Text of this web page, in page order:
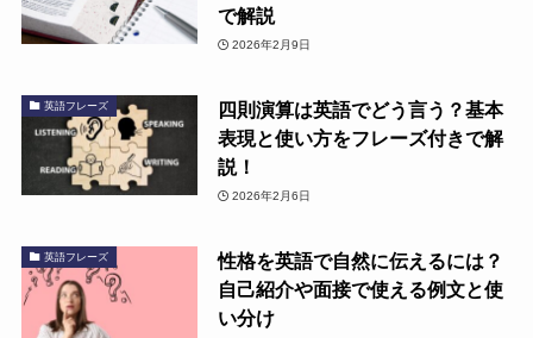
で解説
2026年2月9日
英語フレーズ
四則演算は英語でどう言う？基本
表現と使い方をフレーズ付きで解
説！
2026年2月6日
英語フレーズ
性格を英語で自然に伝えるには？
自己紹介や面接で使える例文と使
い分け